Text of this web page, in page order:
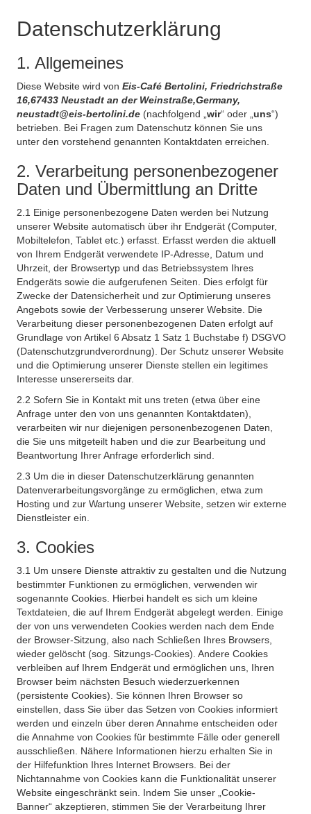
Datenschutzerklärung
1. Allgemeines
Diese Website wird von Eis-Café Bertolini, Friedrichstraße
16,67433 Neustadt an der Weinstraße,Germany,
neustadt@eis-bertolini.de (nachfolgend „ wir“ oder „ uns“)
betrieben. Bei Fragen zum Datenschutz können Sie uns
unter den vorstehend genannten Kontaktdaten erreichen.
2. Verarbeitung personenbezogener
Daten und Übermittlung an Dritte
2.1 Einige personenbezogene Daten werden bei Nutzung
unserer Website automatisch über ihr Endgerät (Computer,
Mobiltelefon, Tablet etc.) erfasst. Erfasst werden die aktuell
von Ihrem Endgerät verwendete IP-Adresse, Datum und
Uhrzeit, der Browsertyp und das Betriebssystem Ihres
Endgeräts sowie die aufgerufenen Seiten. Dies erfolgt für
Zwecke der Datensicherheit und zur Optimierung unseres
Angebots sowie der Verbesserung unserer Website. Die
Verarbeitung dieser personenbezogenen Daten erfolgt auf
Grundlage von Artikel 6 Absatz 1 Satz 1 Buchstabe f) DSGVO
(Datenschutzgrundverordnung). Der Schutz unserer Website
und die Optimierung unserer Dienste stellen ein legitimes
Interesse unsererseits dar.
2.2 Sofern Sie in Kontakt mit uns treten (etwa über eine
Anfrage unter den von uns genannten Kontaktdaten),
verarbeiten wir nur diejenigen personenbezogenen Daten,
die Sie uns mitgeteilt haben und die zur Bearbeitung und
Beantwortung Ihrer Anfrage erforderlich sind.
2.3 Um die in dieser Datenschutzerklärung genannten
Datenverarbeitungsvorgänge zu ermöglichen, etwa zum
Hosting und zur Wartung unserer Website, setzen wir externe
Dienstleister ein.
3. Cookies
3.1 Um unsere Dienste attraktiv zu gestalten und die Nutzung
bestimmter Funktionen zu ermöglichen, verwenden wir
sogenannte Cookies. Hierbei handelt es sich um kleine
Textdateien, die auf Ihrem Endgerät abgelegt werden. Einige
der von uns verwendeten Cookies werden nach dem Ende
der Browser-Sitzung, also nach Schließen Ihres Browsers,
wieder gelöscht (sog. Sitzungs-Cookies). Andere Cookies
verbleiben auf Ihrem Endgerät und ermöglichen uns, Ihren
Browser beim nächsten Besuch wiederzuerkennen
(persistente Cookies). Sie können Ihren Browser so
einstellen, dass Sie über das Setzen von Cookies informiert
werden und einzeln über deren Annahme entscheiden oder
die Annahme von Cookies für bestimmte Fälle oder generell
ausschließen. Nähere Informationen hierzu erhalten Sie in
der Hilfefunktion Ihres Internet Browsers. Bei der
Nichtannahme von Cookies kann die Funktionalität unserer
Website eingeschränkt sein. Indem Sie unser „Cookie-
Banner“ akzeptieren, stimmen Sie der Verarbeitung Ihrer